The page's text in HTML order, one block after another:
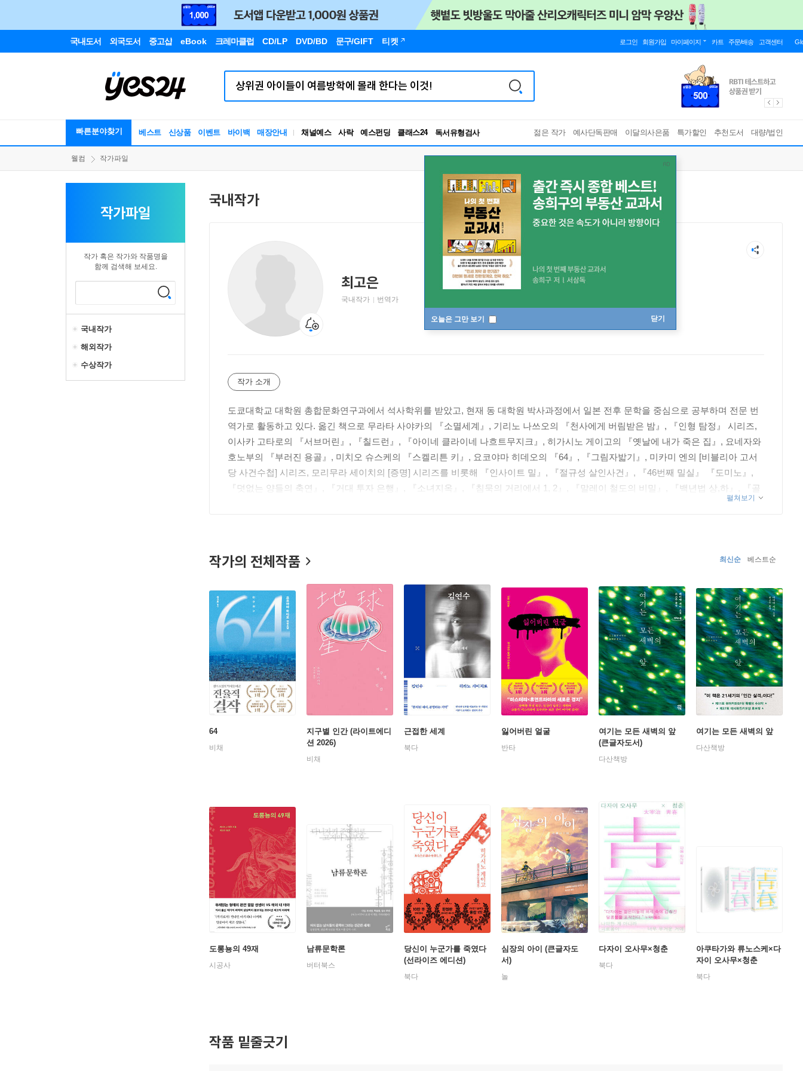
국내도서 외국도서 중고샵 eBook 크레마클럽 CD/LP DVD/BD 문구/GIFT 티켓 로그인 회원가입 마이페이지 카트 주문/배송 고객센터
빠른분야찾기 베스트 신상품 이벤트 바이백 매장안내 채널예스 사락 예스펀딩 클래스24
독서유형검사
젊은 작가 예사단독판매 이달의사은품 특가할인 추천도서 대량/법인
오늘은 그만 보기 닫기
웰컴 작가파일
작가파일
작가 혹은 작가와 작품명을
함께 검색해 보세요.
국내작가
해외작가
수상작가
국내작가
최고은
국내작가 번역가
작가 소개
도쿄대학교 대학원 총합문화연구과에서 석사학위를 받았고, 현재 동 대학원 박사과정에서 일본 전후 문학을 중심으로 공부하며 전문 번
역가로 활동하고 있다. 옮긴 책으로 무라타 사야카의 『소멸세계』, 기리노 나쓰오의 『천사에게 버림받은 밤』, 『인형 탐정』 시리즈,
이사카 고타로의 『서브머린』, 『칠드런』, 『아이네 클라이네 나흐트무지크』, 히가시노 게이고의 『옛날에 내가 죽은 집』, 요네자와
호노부의 『부러진 용골』, 미치오 슈스케의 『스켈리튼 키』, 요코야마 히데오의 『64』, 『그림자밟기』, 미카미 엔의 [비블리아 고서
당 사건수첩] 시리즈, 모리무라 세이치의 [증명] 시리즈를 비롯해 『인사이트 밀』, 『절규성 살인사건』, 『46번째 밀실』 『도미노』,
『덧없는 양들의 축연』, 『거대 투자 은행』, 『소녀지옥』, 『침묵의 거리에서 1, 2』, 『말레이 철도의 비밀』, 『백년법 상,하』, 『골
펼쳐보기
작가의 전체작품 최신순 베스트순
64
비채
지구별 인간 (라이트에디
션 2026)
비채
근접한 세계
북다
잃어버린 얼굴
반타
여기는 모든 새벽의 앞
(큰글자도서)
다산책방
여기는 모든 새벽의 앞
다산책방
도롱뇽의 49재
시공사
남류문학론
버터북스
당신이 누군가를 죽였다
(선라이즈 에디션)
북다
심장의 아이 (큰글자도
서)
놀
다자이 오사무×청춘
북다
아쿠타가와 류노스케×다
자이 오사무×청춘
북다
작품 밑줄긋기